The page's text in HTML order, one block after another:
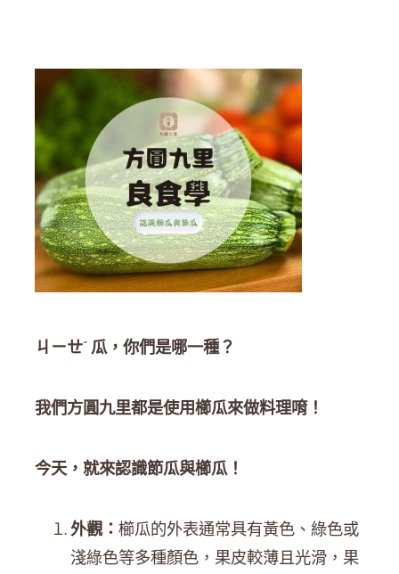
ㄐㄧㄝˊ 瓜，你們是哪一種？
我們方圓九里都是使用櫛瓜來做料理唷！
今天，就來認識節瓜與櫛瓜！
外觀：櫛瓜的外表通常具有黃色、綠色或
淺綠色等多種顏色，果皮較薄且光滑，果